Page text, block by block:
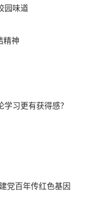
园味道
精神
习更有获得感？
党百年传红色基因